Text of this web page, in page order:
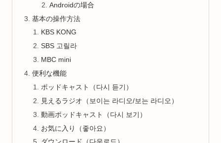
Androidの場合
基本の操作方法
KBS KONG
SBS 고릴라
MBC mini
便利な機能
ポッドキャスト（다시 듣기）
見えるラジオ（보이는 라디오/보는 라디오）
動画ポッドキャスト（다시 보기）
お気に入り（좋아요）